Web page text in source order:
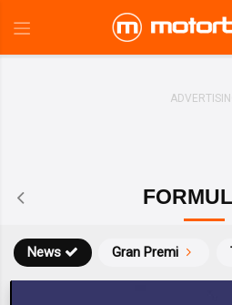
News Gran Premi